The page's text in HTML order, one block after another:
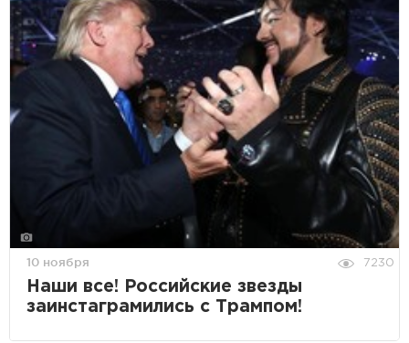
10 ноября 7230
Наши все! Российские звезды
заинстаграмились с Трампом!